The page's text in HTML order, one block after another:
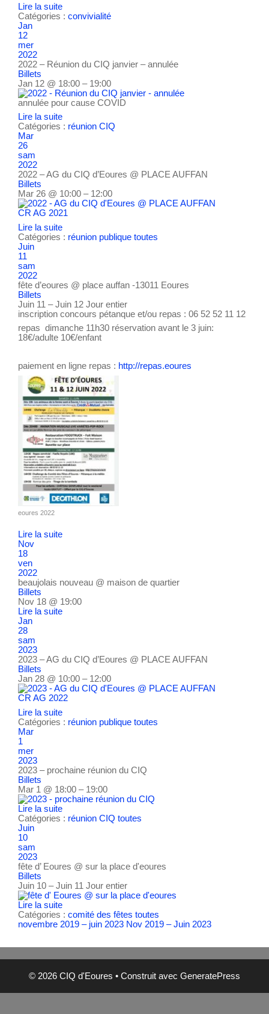
Lire la suite
Catégories : convivialité
Jan
12
mer
2022
2022 – Réunion du CIQ janvier – annulée
Billets
Jan 12 @ 18:00 – 19:00
annulée pour cause COVID
Lire la suite
Catégories : réunion CIQ
Mar
26
sam
2022
2022 – AG du CIQ d’Eoures @ PLACE AUFFAN
Billets
Mar 26 @ 10:00 – 12:00
CR AG 2021
Lire la suite
Catégories : réunion publique toutes
Juin
11
sam
2022
fête d’eoures @ place auffan -13011 Eoures
Billets
Juin 11 – Juin 12 Jour entier
inscription concours pétanque et/ou repas : 06 52 52 11 12
repas dimanche 11h30 réservation avant le 3 juin:
18€/adulte 10€/enfant
paiement en ligne repas : http://repas.eoures
eoures 2022
Lire la suite
Nov
18
ven
2022
beaujolais nouveau @ maison de quartier
Billets
Nov 18 @ 19:00
Lire la suite
Jan
28
sam
2023
2023 – AG du CIQ d’Eoures @ PLACE AUFFAN
Billets
Jan 28 @ 10:00 – 12:00
CR AG 2022
Lire la suite
Catégories : réunion publique toutes
Mar
1
mer
2023
2023 – prochaine réunion du CIQ
Billets
Mar 1 @ 18:00 – 19:00
Lire la suite
Catégories : réunion CIQ toutes
Juin
10
sam
2023
fête d’ Eoures @ sur la place d'eoures
Billets
Juin 10 – Juin 11 Jour entier
Lire la suite
Catégories : comité des fêtes toutes
novembre 2019 – juin 2023 Nov 2019 – Juin 2023
© 2026 CIQ d'Eoures • Construit avec GeneratePress